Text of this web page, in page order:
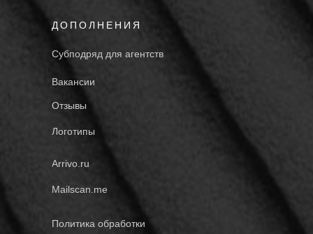
ДОПОЛНЕНИЯ
Субподряд для агентств
Вакансии
Логотипы
Отзывы
Arrivo.ru
Mailscan.me
Политика обработки